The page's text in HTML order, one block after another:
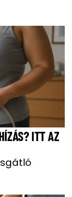
ITT AZ